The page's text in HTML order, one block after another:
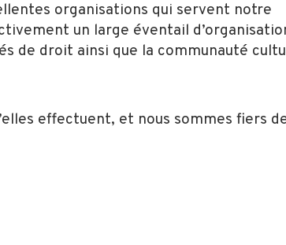
organisations qui servent notre
un large éventail
de droit ainsi que la communauté
effectuent, et nous sommes fiers